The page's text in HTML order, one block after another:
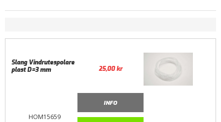
HOM15659
Slang Vindrutespolare
plast D=3 mm
25,00kr
INFO